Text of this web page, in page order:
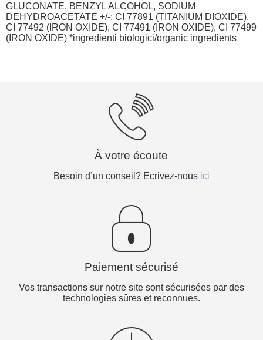
GLUCONATE, BENZYL ALCOHOL, SODIUM
DEHYDROACETATE +/-: CI 77891 (TITANIUM DIOXIDE),
CI 77492 (IRON OXIDE), CI 77491 (IRON OXIDE), CI 77499
(IRON OXIDE) *ingredienti biologici/organic ingredients
À votre écoute
Besoin d’un conseil? Ecrivez-nous ici
Paiement sécurisé
Vos transactions sur notre site sont sécurisées par des
technologies sûres et reconnues.